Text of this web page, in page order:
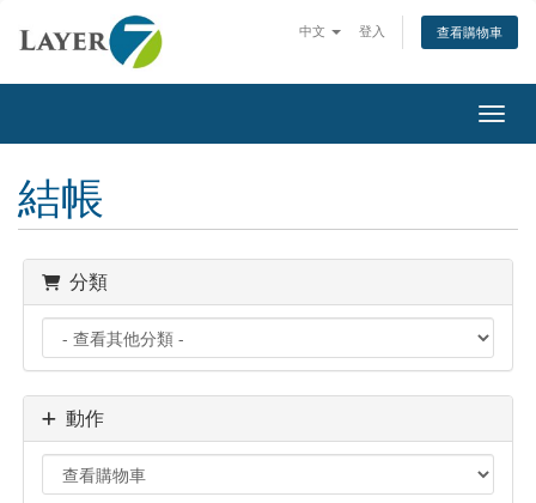
中文 登入 查看購物車
切換
結帳
分類
動作